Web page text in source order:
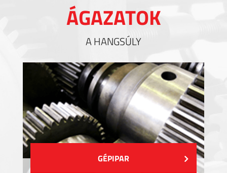
Kitöltések és hőkezelés
Szigetelés
MUTASS TÖBBET
ÁGAZATOK
A HANGSÚLY
GÉPIPAR